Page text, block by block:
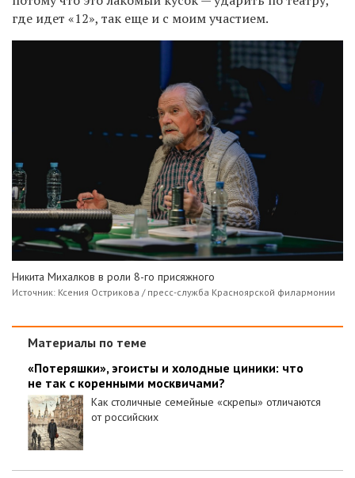
где идет «12», так еще и с моим участием.
Никита Михалков в роли 8-го присяжного
Источник: Ксения Острикова / пресс-служба Красноярской филармонии
Материалы по теме
«Потеряшки», эгоисты и холодные циники: что
не так с коренными москвичами?
Как столичные семейные «скрепы» отличаются
от российских